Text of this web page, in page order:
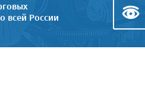
всей России